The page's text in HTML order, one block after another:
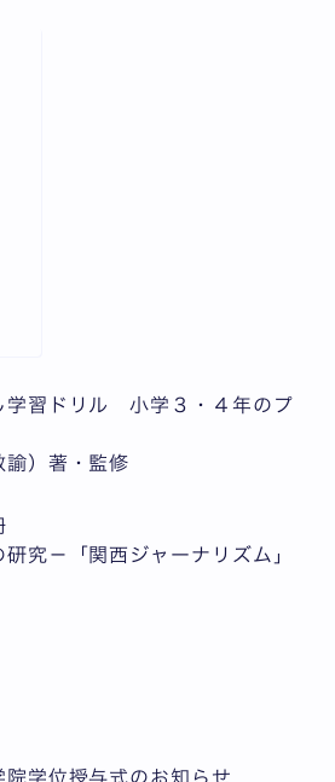
学習ドリル 小学３・４年のプ
諭）著・監修
研究－「関西ジャーナリズム」
院学位授与式のお知らせ